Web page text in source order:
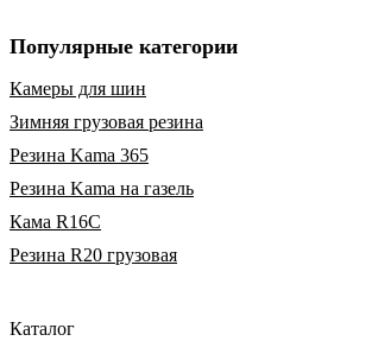
Популярные категории
Камеры для шин
Зимняя грузовая резина
Резина Kama 365
Резина Kama на газель
Кама R16C
Резина R20 грузовая
Каталог